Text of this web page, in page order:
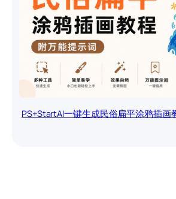
PS+StartAI一键生成民俗扁平涂鸦插画